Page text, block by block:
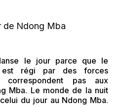
le jour parce que le
régi par des forces
pas aux
Mba. Le monde de la nuit
celui du jour au Ndong Mba.